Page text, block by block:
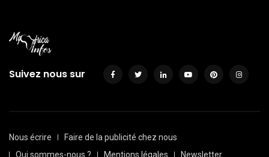
Suivez nous sur
Nous écrire
Faire de la publicité chez nous
Qui sommes-nous ?
Mentions légales Newsletter